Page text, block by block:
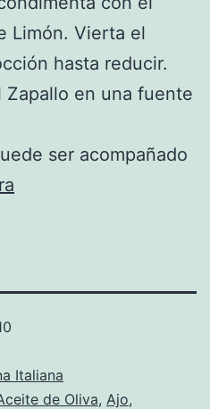
Limón. Vierta el
hasta reducir.
Zapallo en una fuente
ser acompañado
Italiana
de Oliva, Ajo,